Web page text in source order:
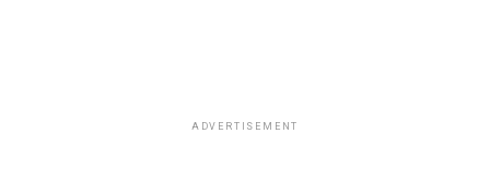
ADVERTISEMENT